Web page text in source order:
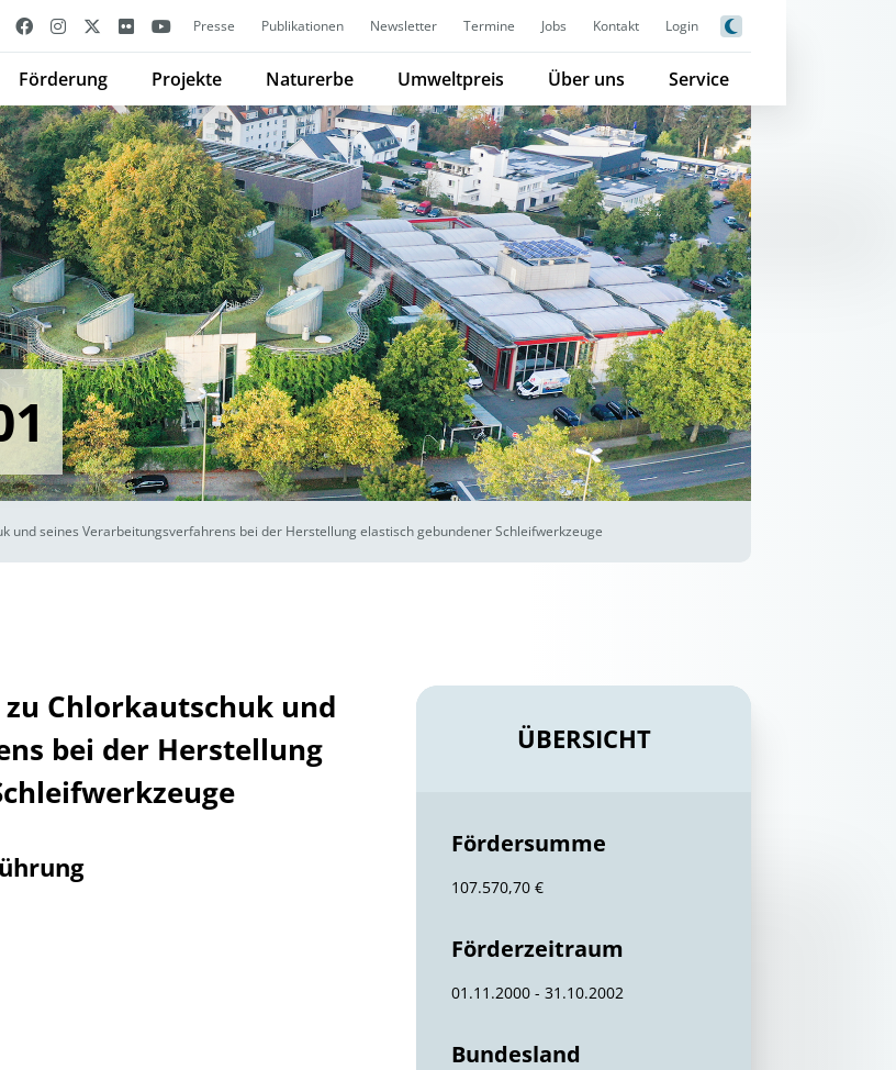
Presse Publikationen Newsletter Termine Jobs Kontakt Login
Förderung Projekte Naturerbe Umweltpreis Über uns Service
und seines Verarbeitungsverfahrens bei der Herstellung elastisch gebundener Schleifwerkzeuge
Chlorkautschuk und
bei der Herstellung
ÜBERSICHT
Fördersumme
107.570,70 €
Förderzeitraum
01.11.2000 - 31.10.2002
Bundesland